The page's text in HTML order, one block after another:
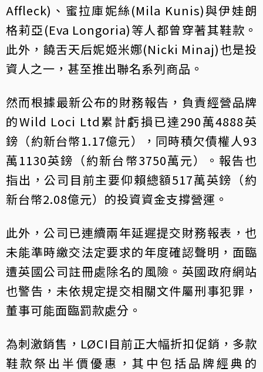
Affleck)、蜜拉庫妮絲(Mila Kunis)與伊娃朗
格莉亞(Eva Longoria)等人都曾穿著其鞋款。
此外，饒舌天后妮姬米娜(Nicki Minaj)也是投
資人之一，甚至推出聯名系列商品。
然而根據最新公布的財務報告，負責經營品牌
的Wild Loci Ltd累計虧損已達290萬4888英
鎊（約新台幣1.17億元），同時積欠債權人93
萬1130英鎊（約新台幣3750萬元）。報告也
指出，公司目前主要仰賴總額517萬英鎊（約
新台幣2.08億元）的投資資金支撐營運。
此外，公司已連續兩年延遲提交財務報表，也
未能準時繳交法定要求的年度確認聲明，面臨
遭英國公司註冊處除名的風險。英國政府網站
也警告，未依規定提交相關文件屬刑事犯罪，
董事可能面臨罰款處分。
為刺激銷售，LØCI目前正大幅折扣促銷，多款
鞋款祭出半價優惠，其中包括品牌經典的